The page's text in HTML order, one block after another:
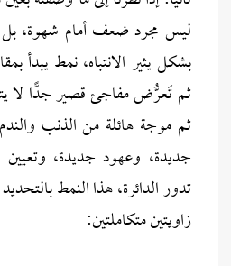
ليس مجرد ضعف أمام شهوة،
بشكل يثير الانتباه، نمط يبدأ
ثم تَعرُّض مفاجئ قصير جدًّا لا
ثم موجة هائلة من الذنب
جديدة، وعهود جديدة،
تدور الدائرة، هذا النمط
زاويتين متكاملتين: